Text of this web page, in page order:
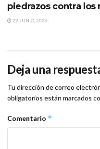
piedrazos contra los
22 JUNIO, 2026
Deja una
Tu dirección de correo
obligatorios están marcados
Comentario *